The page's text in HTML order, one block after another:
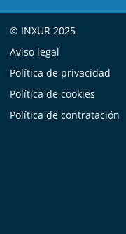
© INXUR 2025
Aviso legal
Política de privacidad
Política de cookies
Política de contratación